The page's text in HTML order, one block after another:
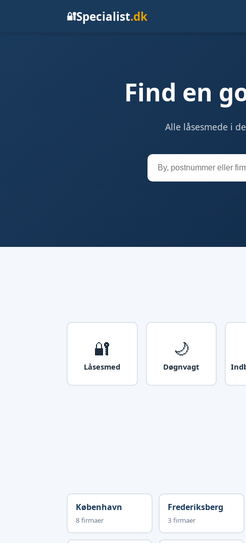
🔐Specialist.dk
Find en
Alle låsesmede i
🔐
Låsesmed
🌙
Døgnvagt
København
8 firmaer
Frederiksberg
3 firmaer